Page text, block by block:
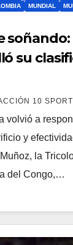
MUNDIAL
su
10
volvió a
y
la
del Congo,…